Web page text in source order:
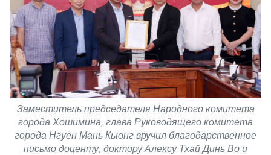
Заместитель председателя Народного комитета
города Хошимина, глава Руководящего комитета
города Нгуен Мань Кыонг вручил благодарственное
письмо доценту, доктору Алексу Тхай Динь Во и